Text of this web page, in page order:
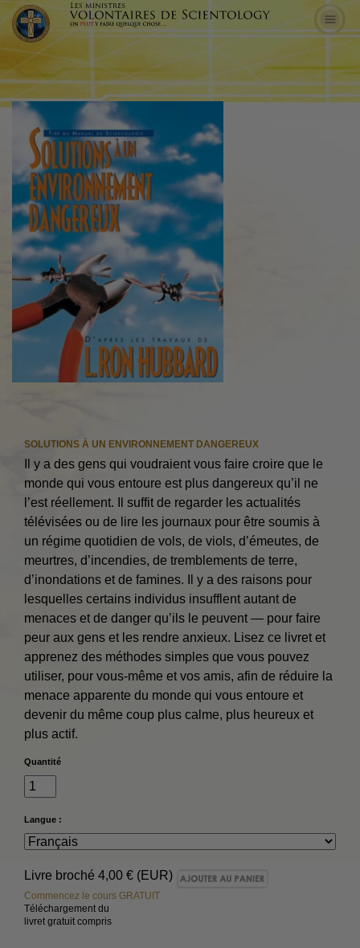
SOLUTIONS À UN ENVIRONNEMENT DANGEREUX
Il y a des gens qui voudraient vous faire croire que le
monde qui vous entoure est plus dangereux qu’il ne
l’est réellement. Il suffit de regarder les actualités
télévisées ou de lire les journaux pour être soumis à
un régime quotidien de vols, de viols, d’émeutes, de
meurtres, d’incendies, de tremblements de terre,
d’inondations et de famines. Il y a des raisons pour
lesquelles certains individus insufflent autant de
menaces et de danger qu’ils le peuvent — pour faire
peur aux gens et les rendre anxieux. Lisez ce livret et
apprenez des méthodes simples que vous pouvez
utiliser, pour vous-même et vos amis, afin de réduire la
menace apparente du monde qui vous entoure et
devenir du même coup plus calme, plus heureux et
plus actif.
Quantité
Langue :
Livre broché 4,00 € (EUR)
Commencez le cours GRATUIT
Téléchargement du
livret gratuit compris